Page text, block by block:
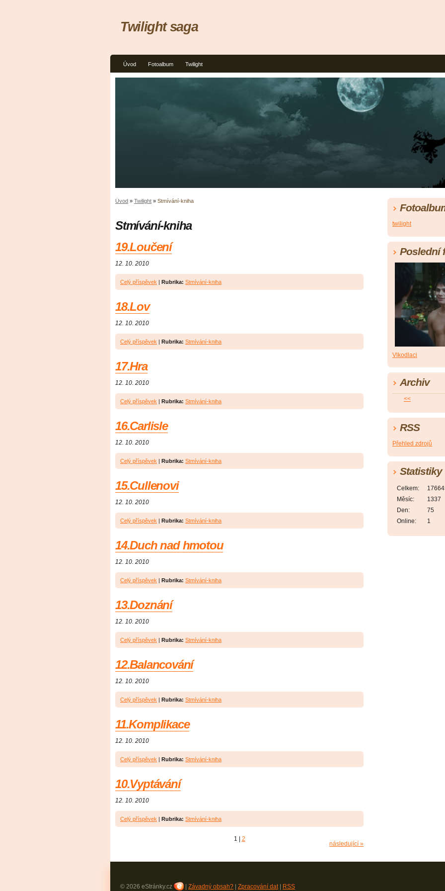
Úvod Fotoalbum Twilight
Twilight saga
Úvod » Twilight » Stmívání-kniha
Stmívání-kniha
19.Loučení
12. 10. 2010
Celý příspěvek | Rubrika: Stmívání-kniha
18.Lov
12. 10. 2010
Celý příspěvek | Rubrika: Stmívání-kniha
17.Hra
12. 10. 2010
Celý příspěvek | Rubrika: Stmívání-kniha
16.Carlisle
12. 10. 2010
Celý příspěvek | Rubrika: Stmívání-kniha
15.Cullenovi
12. 10. 2010
Celý příspěvek | Rubrika: Stmívání-kniha
14.Duch nad hmotou
12. 10. 2010
Celý příspěvek | Rubrika: Stmívání-kniha
13.Doznání
12. 10. 2010
Celý příspěvek | Rubrika: Stmívání-kniha
12.Balancování
12. 10. 2010
Celý příspěvek | Rubrika: Stmívání-kniha
11.Komplikace
12. 10. 2010
Celý příspěvek | Rubrika: Stmívání-kniha
10.Vyptávání
12. 10. 2010
Celý příspěvek | Rubrika: Stmívání-kniha
1 2
následující »
twilight
Poslední
Vlkodlaci
Archiv
<<
RSS
Přehled zdrojů
Statistiky
Online: 1
Celkem:
Měsíc:
1337
Den:
75
© 2026 eStránky.cz Závadný obsah? Zpracování dat| RSS